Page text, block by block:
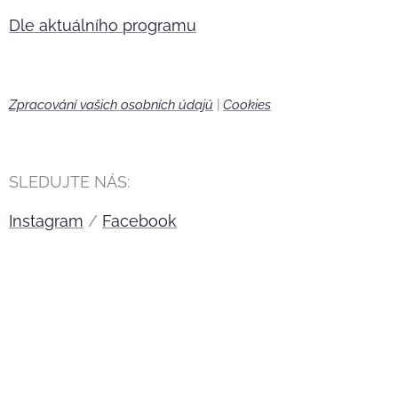
Dle aktuálního programu
Zpracování vašich osobních údajů Cookies
SLEDUJTE NÁS:
Instagram / Facebook